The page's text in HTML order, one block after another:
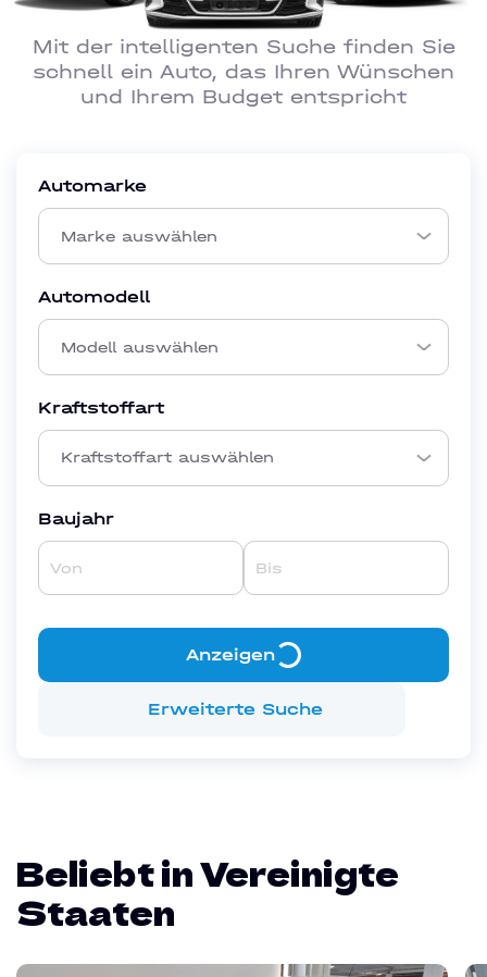
Mit der intelligenten Suche finden Sie
schnell ein Auto, das Ihren Wünschen
und Ihrem Budget entspricht
Automarke
Automodell
Kraftstoffart
Kraftstoffart auswählen
Baujahr
Anzeigen
Erweiterte Suche
Beliebt in Vereinigte
Staaten